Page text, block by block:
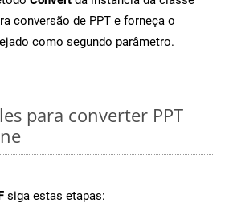
conversão de PPT e forneça o
como segundo parâmetro.
para converter PPT
siga estas etapas: